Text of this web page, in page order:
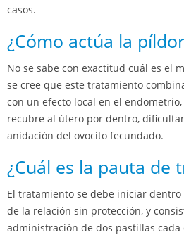
casos.
¿Cómo actúa la
No se sabe con exactitud cuál es el
se cree que este tratamiento
con un efecto local en el
recubre al útero por dentro,
anidación del ovocito fecundado.
¿Cuál es la pauta de
El tratamiento se debe iniciar dentro
de la relación sin protección, y
administración de dos pastillas